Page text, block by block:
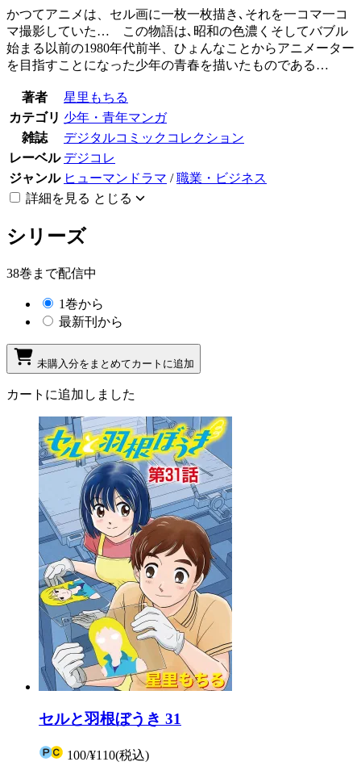
かつてアニメは、セル画に一枚一枚描き､それを一コマ一コ
マ撮影していた… この物語は､昭和の色濃くそしてバブル
始まる以前の1980年代前半、ひょんなことからアニメーター
を目指すことになった少年の青春を描いたものである…
著者
星里もちる
カテゴリ 少年・青年マンガ
雑誌
デジタルコミックコレクション
レーベル デジコレ
ジャンル ヒューマンドラマ /職業・ビジネス
詳細を見る とじる
シリーズ
38巻まで配信中
1巻から
最新刊から
未購入分をまとめてカートに追加
カートに追加しました
セルと羽根ぼうき 31
100/¥110(税込)